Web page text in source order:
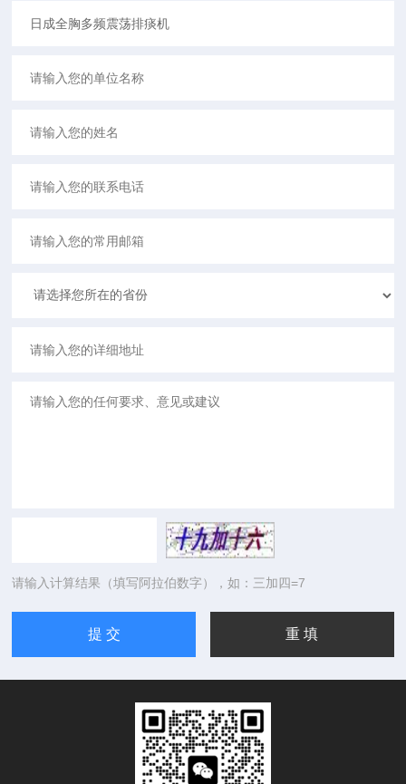
请输入计算结果（填写阿拉伯数字），如：三加四=7